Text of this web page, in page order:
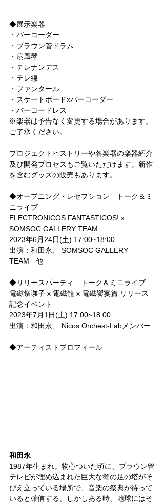
◆展示楽器
・バーコーダー
・ブラウン管ドラム
・扇風琴
・テレナンデス
・テレ線
・ファンタール
・スケートボードxバーコーダー
・バーコードレス
※楽器は予告なく変更する場合があります。
ご了承ください。
プロジェクトヒストリーや各楽器の楽器紹介
及び開発プロセスもご覧いただけます。新作
を含むグッズの販売もあります。
◆オープニング・レセプション　トーク＆ミ
ニライブ
ELECTRONICOS FANTASTICOS! x
SOMSOC GALLERY TEAM
2023年6月24日(土) 17:00~18:00
出演：和田永、 SOMSOC GALLERY
TEAM　他
◆リリースパーティ　トーク＆ミニライブ
電磁祭囃子 x 電磁龍 x 電磁饗宴篇 リリース
記念イベント
2023年7月1日(土) 17:00~18:00
出演：和田永、 Nicos Orchest-Labメンバー
◆アーティストプロフィール
和田永
1987年生まれ。物心ついた頃に、ブラウン管
テレビが埋め込まれた巨大な蟹の足の塔がそ
びえ立っている場所で、音楽の祭典が待って
いると確信する。しかしある時、地球にはそ